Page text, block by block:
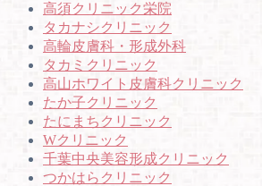
高須クリニック栄院
タカナシクリニック
高輪皮膚科・形成外科
タカミクリニック
高山ホワイト皮膚科クリニック
たか子クリニック
たにまちクリニック
Wクリニック
千葉中央美容形成クリニック
つかはらクリニック